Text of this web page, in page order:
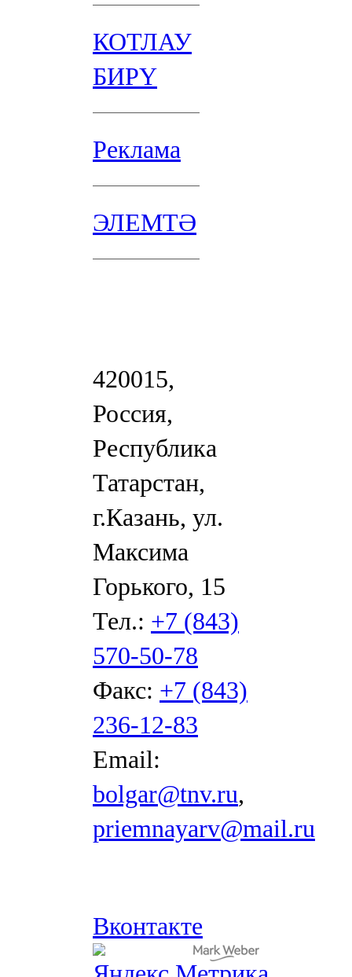
КОТЛАУ
БИРҮ
Реклама
ЭЛЕМТӘ
420015,
Россия,
Республика
Татарстан,
г.Казань, ул.
Максима
Горького, 15
Тел.: +7 (843)
570-50-78
Факс: +7 (843)
236-12-83
Email:
bolgar@tnv.ru,
priemnayarv@mail.ru
Вконтакте